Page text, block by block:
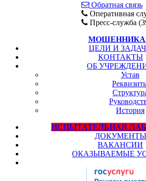
Обратная связь
Оперативная
Пресс-служба
ЦЕЛИ И
КОНТАКТЫ
ОБ
Устав
История
ИСПЫТАТЕЛЬНАЯ
ДОКУМЕНТЫ
ВАКАНСИИ
ОКАЗЫВАЕМЫЕ